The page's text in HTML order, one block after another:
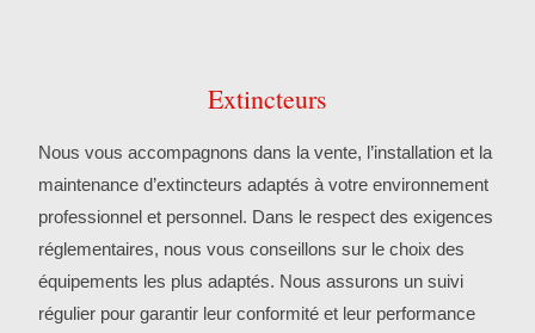
Extincteurs
Nous vous accompagnons dans la vente, l’installation et la
maintenance d’extincteurs adaptés à votre environnement
professionnel et personnel. Dans le respect des exigences
réglementaires, nous vous conseillons sur le choix des
équipements les plus adaptés. Nous assurons un suivi
régulier pour garantir leur conformité et leur performance